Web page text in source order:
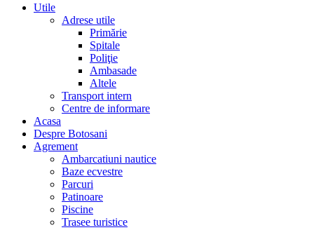
Utile
Adrese utile
Primărie
Spitale
Poliţie
Ambasade
Altele
Transport intern
Centre de informare
Acasa
Despre Botosani
Agrement
Ambarcatiuni nautice
Baze ecvestre
Parcuri
Patinoare
Piscine
Trasee turistice